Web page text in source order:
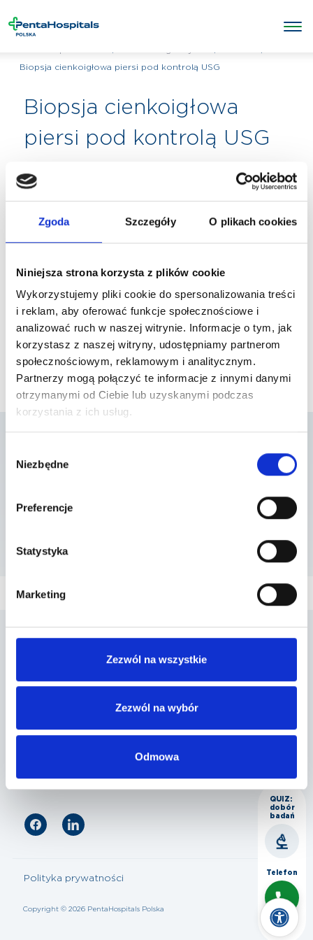
Zgoda Szczegóły O plikach cookies
Niniejsza strona korzysta z plików cookie
Wykorzystujemy pliki cookie do spersonalizowania treści
i reklam, aby oferować funkcje społecznościowe i
analizować ruch w naszej witrynie. Informacje o tym, jak
korzystasz z naszej witryny, udostępniamy partnerom
społecznościowym, reklamowym i analitycznym.
Partnerzy mogą połączyć te informacje z innymi danymi
otrzymanymi od Ciebie lub uzyskanymi podczas
korzystania z ich usług.
zgody
Niezbędne
Preferencje
Statystyka
Marketing
Zezwól na wszystkie
Zezwól na wybór
Odmowa
Biopsja cienkoigłowa piersi pod kontrolą USG
Biopsja cienkoigłowa
piersi pod kontrolą USG
Lista placówek w
których usługa jest
Copyright © 2026 PentaHospitals Polska
Polityka prywatności
QUIZ:
dobór
badań
Telefon
Czat